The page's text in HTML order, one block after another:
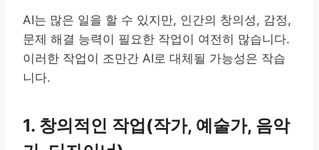
AI는 많은 일을 할 수 있지만, 인간의 창의성, 감정,
문제 해결 능력이 필요한 작업이 여전히 많습니다.
이러한 작업이 조만간 AI로 대체될 가능성은 작습
니다.
1. 창의적인 작업(작가, 예술가, 음악